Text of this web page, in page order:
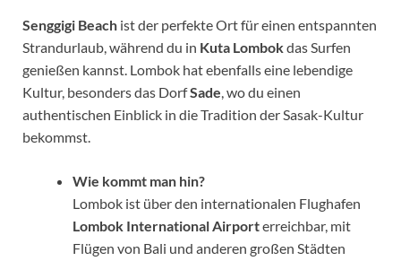
Senggigi Beach ist der perfekte Ort für einen entspannten
Strandurlaub, während du in Kuta Lombokdas Surfen
genießen kannst. Lombok hat ebenfalls eine lebendige
Kultur, besonders das DorfSade, wo du einen
authentischen Einblick in die Tradition der Sasak-Kultur
bekommst.
Wie kommt man hin?
Lombok ist über den internationalen Flughafen
Lombok International Airporterreichbar, mit
Flügen von Bali und anderen großen Städten